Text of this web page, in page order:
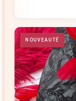
NOUVEAUTÉ